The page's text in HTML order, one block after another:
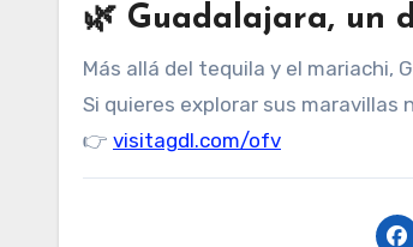
🌿 Guadalajara, un
Más allá del tequila y el mariachi,
Si quieres explorar sus
👉 visitagdl.com/ofv